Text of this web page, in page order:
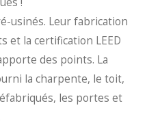
usinés. Leur fabrication
et la certification LEED
des points. La
la charpente, le toit,
les portes et